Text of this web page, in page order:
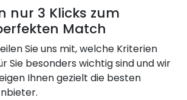
nur 3 Klicks zum
Match
Sie uns mit, welche Kriterien
Sie besonders wichtig sind und wir
Ihnen gezielt die besten